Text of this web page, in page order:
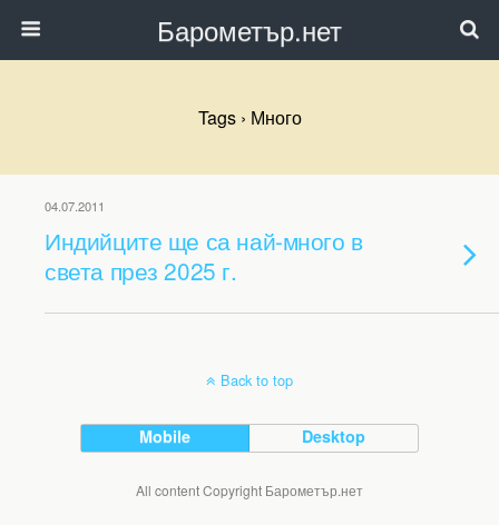
Барометър.нет
Tags › Много
04.07.2011
Индийците ще са най-много в
света през 2025 г.
Back to top
Mobile Desktop
All content Copyright Барометър.нет